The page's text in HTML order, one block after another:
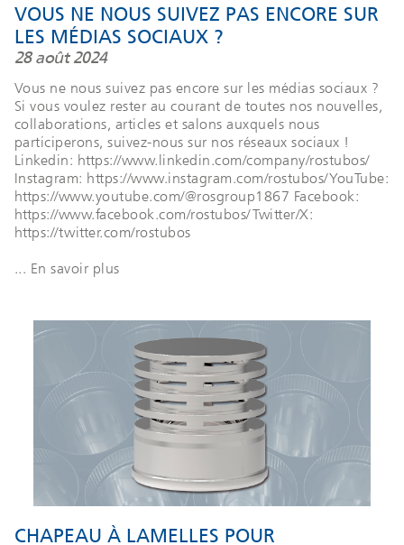
VOUS NE NOUS SUIVEZ PAS ENCORE SUR
LES MÉDIAS SOCIAUX ?
28 août 2024
Vous ne nous suivez pas encore sur les médias sociaux ?
Si vous voulez rester au courant de toutes nos nouvelles,
collaborations, articles et salons auxquels nous
participerons, suivez-nous sur nos réseaux sociaux !
Linkedin: https://www.linkedin.com/company/rostubos/
Instagram: https://www.instagram.com/rostubos/ YouTube:
https://www.youtube.com/@rosgroup1867 Facebook:
https://www.facebook.com/rostubos/ Twitter/X:
https://twitter.com/rostubos
... En savoir plus
CHAPEAU À LAMELLES POUR